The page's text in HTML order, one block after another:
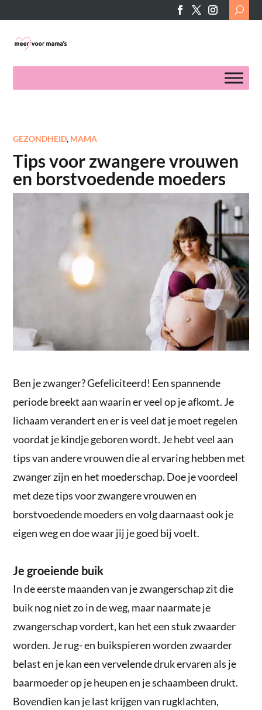
Search
for:
GEZONDHEID, MAMA
Tips voor zwangere vrouwen
en borstvoedende moeders
Ben je zwanger? Gefeliciteerd! Een spannende
periode breekt aan waarin er veel op je afkomt. Je
lichaam verandert en er is veel dat je moet regelen
voordat je kindje geboren wordt. Je hebt veel aan
tips van andere vrouwen die al ervaring hebben met
zwanger zijn en het moederschap. Doe je voordeel
met deze tips voor zwangere vrouwen en
borstvoedende moeders en volg daarnaast ook je
eigen weg en doe waar jij je goed bij voelt.
Je groeiende buik
In de eerste maanden van je zwangerschap zit die
buik nog niet zo in de weg, maar naarmate je
zwangerschap vordert, kan het een stuk zwaarder
worden. Je rug- en buikspieren worden zwaarder
belast en je kan een vervelende druk ervaren als je
baarmoeder op je heupen en je schaambeen drukt.
Bovendien kan je last krijgen van rugklachten,